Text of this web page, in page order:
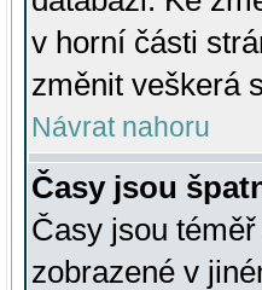
v horní části
změnit veškerá
Návrat nahoru
Časy jsou
Časy jsou
zobrazené v